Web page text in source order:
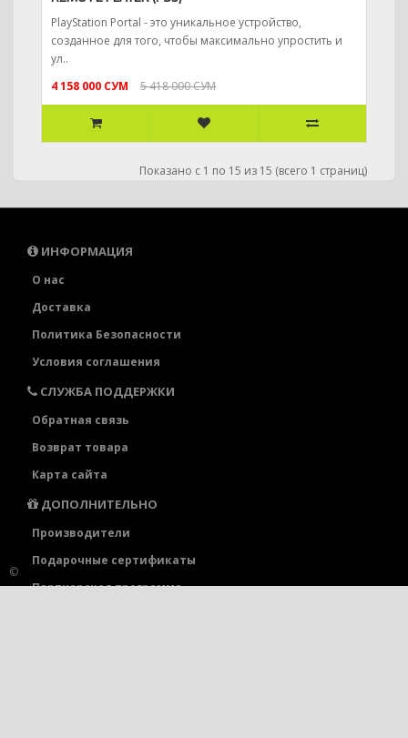
©
PlayStation Portal - это уникальное устройство,
созданное для того, чтобы максимально упростить и
ул..
4 158 000 СУМ
5 418 000 СУМ
Показано с 1 по 15 из 15 (всего 1 страниц)
ИНФОРМАЦИЯ
О нас
Доставка
Политика Безопасности
Условия соглашения
СЛУЖБА ПОДДЕРЖКИ
Обратная связь
Возврат товара
Карта сайта
ДОПОЛНИТЕЛЬНО
Производители
Подарочные сертификаты
Партнерская программа